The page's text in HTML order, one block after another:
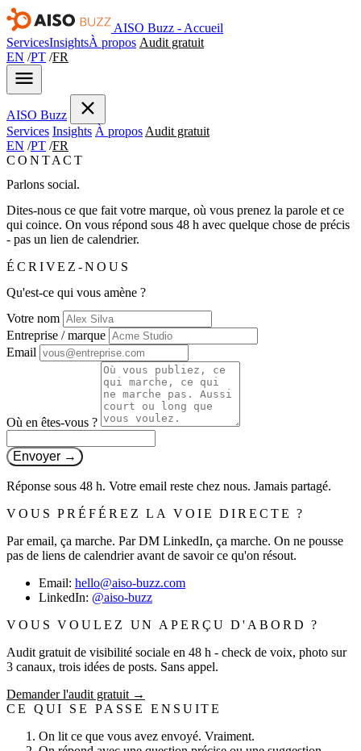
AISO Buzz - Accueil
ServicesInsightsÀ propos Audit gratuit
EN /PT /FR
AISO Buzz
Services Insights À propos Audit gratuit
EN /PT /FR
CONTACT
Parlons social.
Dites-nous ce que fait votre marque, où vous prenez la parole et ce
qui coince. On vous répond sous 48 h avec quelque chose de précis
- pas un lien de calendrier.
ÉCRIVEZ-NOUS
Qu'est-ce qui vous amène ?
Votre nom
Entreprise / marque
Email
Où en êtes-vous ?
Envoyer →
Réponse sous 48 h. Votre email reste chez nous. Jamais partagé.
VOUS PRÉFÉREZ LA VOIE DIRECTE ?
Par email, ça marche. Par DM LinkedIn, ça marche. On ne pousse
pas de liens de calendrier avant de savoir ce qu'on résout.
Email: hello@aiso-buzz.com
LinkedIn: @aiso-buzz
VOUS VOULEZ UN APERÇU D'ABORD ?
Audit gratuit de visibilité sociale en 48 h - check de voix, photo sur
3 canaux, trois idées de posts. Sans appel.
Demander l'audit gratuit →
CE QUI SE PASSE ENSUITE
On lit ce que vous avez envoyé. Vraiment.